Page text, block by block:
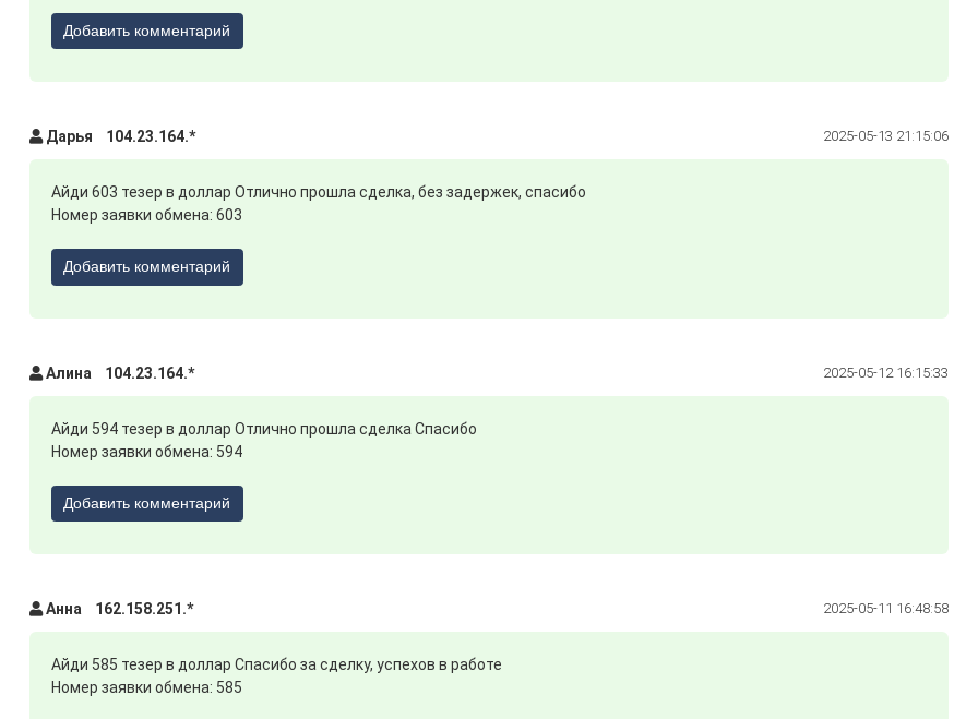
Добавить комментарий
Дарья 104.23.164.* 2025-05-13 21:15:06
Айди 603 тезер в доллар Отлично прошла сделка, без задержек, спасибо
Номер заявки обмена: 603
Добавить комментарий
Алина 104.23.164.* 2025-05-12 16:15:33
Айди 594 тезер в доллар Отлично прошла сделка Спасибо
Номер заявки обмена: 594
Добавить комментарий
Анна 162.158.251.* 2025-05-11 16:48:58
Айди 585 тезер в доллар Спасибо за сделку, успехов в работе
Номер заявки обмена: 585